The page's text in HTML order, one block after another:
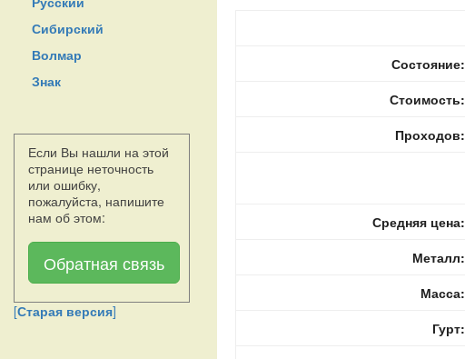
Сибирский
Волмар
Знак
Если Вы нашли на этой
странице неточность
или ошибку,
пожалуйста, напишите
нам об этом:
Обратная связь
[Старая версия]
Состояние:
Стоимость:
Проходов:
Средняя цена:
Металл:
Масса:
Гурт: